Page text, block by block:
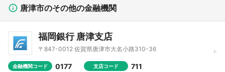
唐津市のその他の金融機関
福岡銀行 唐津支店
〒847-0012 佐賀県唐津市大名小路310-36
金融機関コード 0177 支店コード 711